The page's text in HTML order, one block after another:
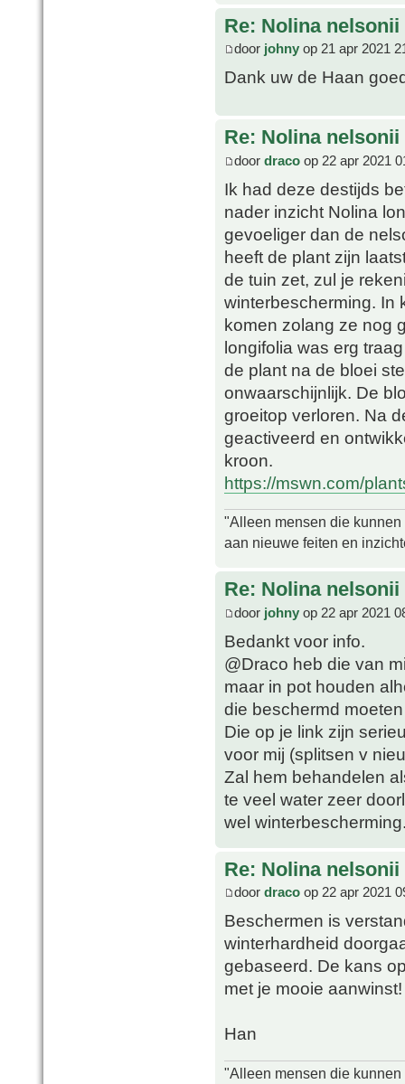
Re: Nolina nelsonii
door johny op 21 apr 2021
Dank uw de Haan
Re: Nolina nelsonii
door draco op 22 apr 2021
Ik had deze destijds
nader inzicht Nolina
gevoeliger dan de
heeft de plant zijn
de tuin zet, zul je
winterbescherming. In
komen zolang ze nog
longifolia was erg
de plant na de bloei
onwaarschijnlijk. De
groeitop verloren. Na
geactiveerd en
kroon.
https://mswn.com/
"Alleen mensen die
aan nieuwe feiten en
Re: Nolina nelsonii
door johny op 22 apr 2021
Bedankt voor info.
@Draco heb die van
maar in pot houden
die beschermd
Die op je link zijn
voor mij (splitsen v
Zal hem behandelen
te veel water zeer
wel
Re: Nolina nelsonii
door draco op 22 apr 2021
Beschermen is
winterhardheid
gebaseerd. De kans
met je mooie aanwinst!
Han
"Alleen mensen die